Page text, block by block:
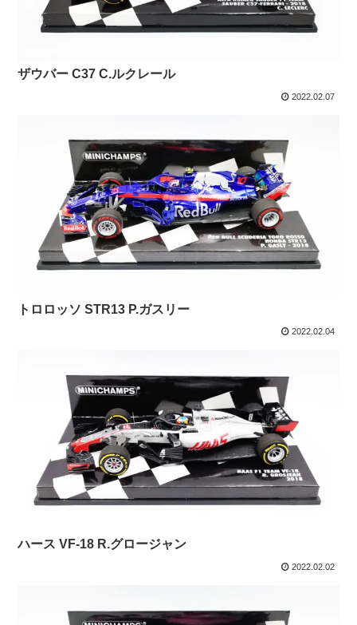
ザウバー C37 C.ルクレール
2022.02.07
トロロッソ STR13 P.ガスリー
2022.02.04
ハース VF-18 R.グロージャン
2022.02.02